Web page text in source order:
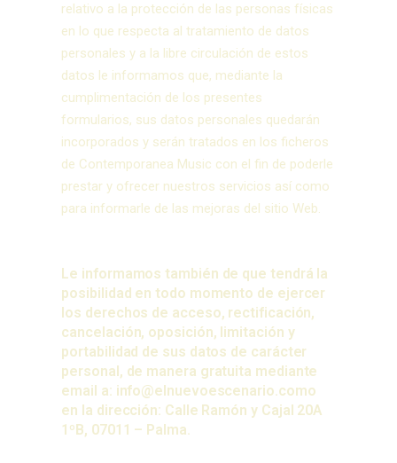
relativo a la protección de las personas físicas
en lo que respecta al tratamiento de datos
personales y a la libre circulación de estos
datos le informamos que, mediante la
cumplimentación de los presentes
formularios, sus datos personales quedarán
incorporados y serán tratados en los ficheros
de Contemporanea Music con el fin de poderle
prestar y ofrecer nuestros servicios así como
para informarle de las mejoras del sitio Web.
Le informamos también de que tendrá la
posibilidad en todo momento de ejercer
los derechos de acceso, rectificación,
cancelación, oposición, limitación y
portabilidad de sus datos de carácter
personal, de manera gratuita mediante
email a: info@elnuevoescenario.como
en la dirección: Calle Ramón y Cajal 20A
1ºB, 07011 – Palma.